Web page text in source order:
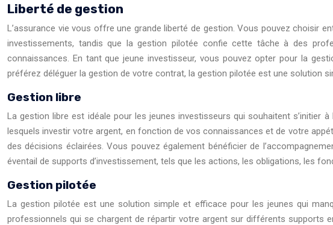
Liberté de gestion
L’assurance vie vous offre une grande liberté de gestion. Vous pouvez choisir
investissements, tandis que la gestion pilotée confie cette tâche à des
connaissances. En tant que jeune investisseur, vous pouvez opter pour la
préférez déléguer la gestion de votre contrat, la gestion pilotée est une solution
Gestion libre
La gestion libre est idéale pour les jeunes investisseurs qui souhaitent
lesquels investir votre argent, en fonction de vos connaissances et de votre
des décisions éclairées. Vous pouvez également bénéficier de
éventail de supports d’investissement, tels que les actions, les obligations, les
Gestion pilotée
La gestion pilotée est une solution simple et efficace pour les jeunes qui
professionnels qui se chargent de répartir votre argent sur différents supports